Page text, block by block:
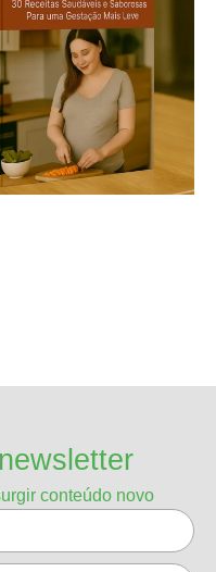
conteúdo novo